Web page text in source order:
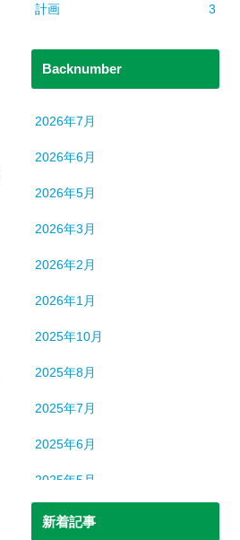
計画 3
Backnumber
2026年7月
2026年6月
2026年5月
2026年3月
2026年2月
2026年1月
2025年10月
2025年8月
2025年7月
2025年6月
2025年5月
2025年3月
新着記事